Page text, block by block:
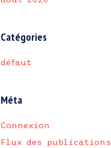
Catégories
défaut
Méta
Connexion
Flux des publications